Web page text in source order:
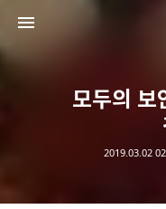
모두의 보
2019.03.02